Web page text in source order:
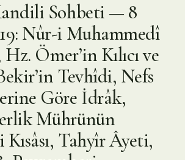
Sohbeti — 8
Nûr-i Muhammedî
Hz. Ömer’in Kılıcı ve
Tevhîdi, Nefs
Göre İdrâk,
Mührünün
Tahyîr Âyeti,